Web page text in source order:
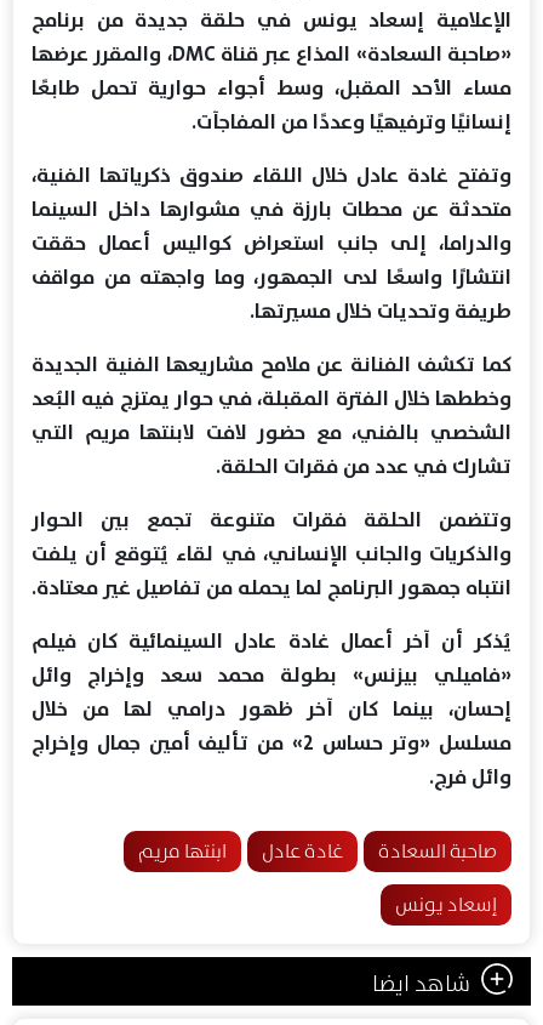
الإعلامية إسعاد يونس في حلقة جديدة من برنامج
«صاحبة السعادة» المذاع عبر قناة DMC، والمقرر عرضها
مساء الأحد المقبل، وسط أجواء حوارية تحمل طابعًا
إنسانيًا وترفيهيًا وعددًا من المفاجآت.
وتفتح غادة عادل خلال اللقاء صندوق ذكرياتها الفنية،
متحدثة عن محطات بارزة في مشوارها داخل السينما
والدراما، إلى جانب استعراض كواليس أعمال حققت
انتشارًا واسعًا لدى الجمهور، وما واجهته من مواقف
طريفة وتحديات خلال مسيرتها.
كما تكشف الفنانة عن ملامح مشاريعها الفنية الجديدة
وخططها خلال الفترة المقبلة، في حوار يمتزج فيه البُعد
الشخصي بالفني، مع حضور لافت لابنتها مريم التي
تشارك في عدد من فقرات الحلقة.
وتتضمن الحلقة فقرات متنوعة تجمع بين الحوار
والذكريات والجانب الإنساني، في لقاء يُتوقع أن يلفت
انتباه جمهور البرنامج لما يحمله من تفاصيل غير معتادة.
يُذكر أن آخر أعمال غادة عادل السينمائية كان فيلم
«فاميلي بيزنس» بطولة محمد سعد وإخراج وائل
إحسان، بينما كان آخر ظهور درامي لها من خلال
مسلسل «وتر حساس 2» من تأليف أمين جمال وإخراج
وائل فرج.
صاحبة السعادة غادة عادل ابنتها مريم
إسعاد يونس
شاهد ايضا